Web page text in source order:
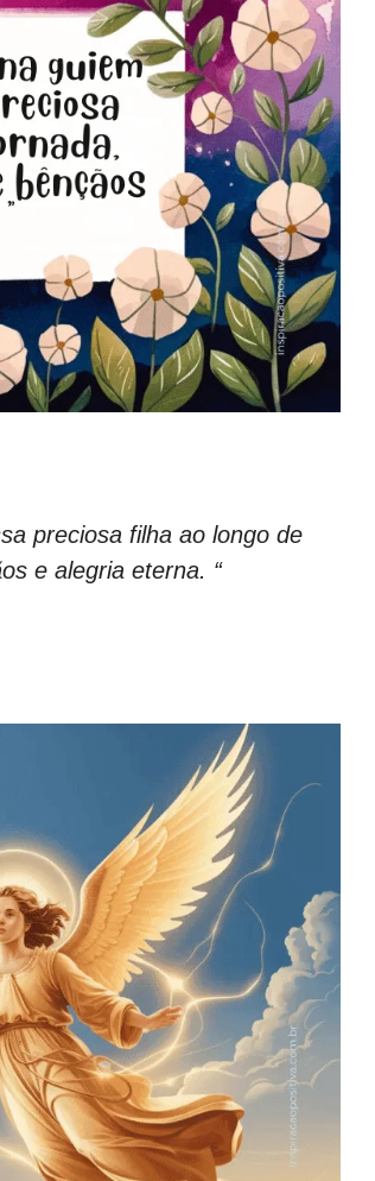
preciosa filha ao longo de
e alegria eterna. “